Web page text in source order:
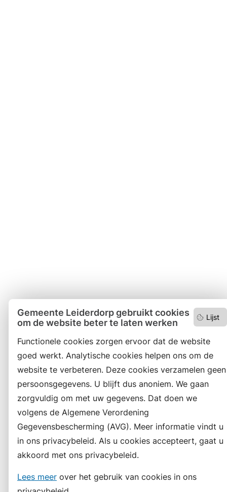
Lijst
Gemeente Leiderdorp gebruikt cookies
om de website beter te laten werken
Functionele cookies zorgen ervoor dat de website
goed werkt. Analytische cookies helpen ons om de
website te verbeteren. Deze cookies verzamelen geen
persoonsgegevens. U blijft dus anoniem. We gaan
zorgvuldig om met uw gegevens. Dat doen we
volgens de Algemene Verordening
Gegevensbescherming (AVG). Meer informatie vindt u
in ons privacybeleid. Als u cookies accepteert, gaat u
akkoord met ons privacybeleid.
Lees meer over het gebruik van cookies in ons